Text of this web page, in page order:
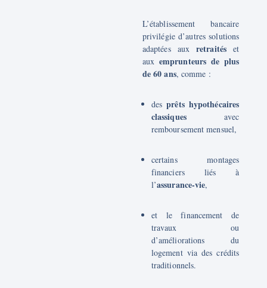
L’établissement bancaire
privilégie d’autres solutions
adaptées aux retraitéset
aux emprunteurs de plus
de 60 ans, comme :
desprêts hypothécaires
classiquesavec
remboursement mensuel,
certains montages
financiers liés à
l’assurance-vie,
et le financement de
travaux ou
d’améliorations du
logement via des crédits
traditionnels.